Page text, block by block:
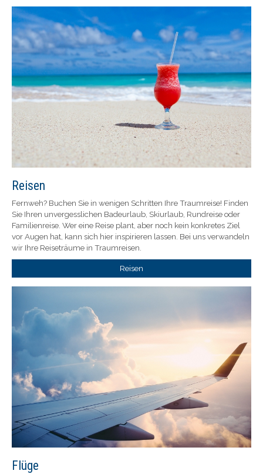
Reisen
Fernweh? Buchen Sie in wenigen Schritten Ihre Traumreise! Finden
Sie Ihren unvergesslichen Badeurlaub, Skiurlaub, Rundreise oder
Familienreise. Wer eine Reise plant, aber noch kein konkretes Ziel
vor Augen hat, kann sich hier inspirieren lassen. Bei uns verwandeln
wir Ihre Reiseträume in Traumreisen.
Reisen
Flüge